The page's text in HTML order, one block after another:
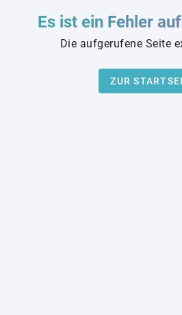
Es ist ein Fehler
Die aufgerufene Seite
ZUR